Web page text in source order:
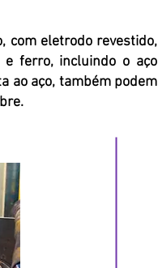
com eletrodo revestido,
ferro, incluindo o aço
ao aço, também podem